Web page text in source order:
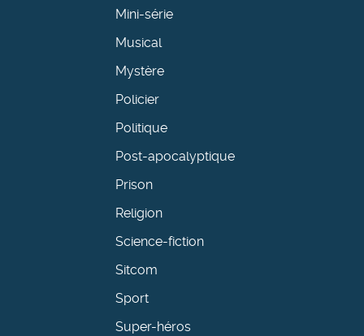
Mini-série
Musical
Mystère
Policier
Politique
Post-apocalyptique
Prison
Religion
Science-fiction
Sitcom
Sport
Super-héros